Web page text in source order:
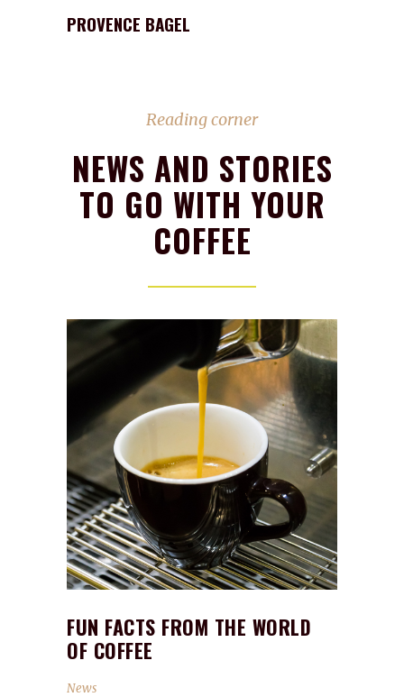
PROVENCE BAGEL
Reading corner
NEWS AND STORIES
TO GO WITH YOUR
COFFEE
FUN FACTS FROM THE WORLD
OF COFFEE
News